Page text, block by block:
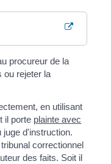
procureur de la
ou rejeter la
en utilisant
il porte plainte avec
juge d'instruction.
correctionnel
des faits. Soit il